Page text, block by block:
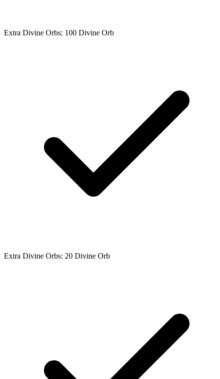
Extra Divine Orbs: 100 Divine Orb
Extra Divine Orbs: 20 Divine Orb